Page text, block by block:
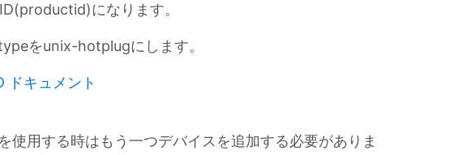
になります。
をunix-hotplugにします。
キュメント
使用する時はもう一つデバイスを追加する必要がありま